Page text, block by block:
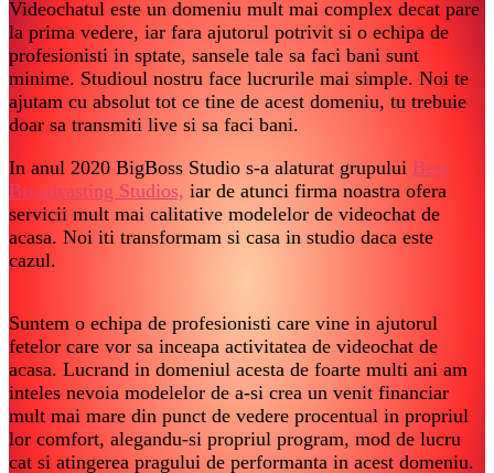
Videochatul este un domeniu mult mai complex decat pare
la prima vedere, iar fara ajutorul potrivit si o echipa de
profesionisti in sptate, sansele tale sa faci bani sunt
minime. Studioul nostru face lucrurile mai simple. Noi te
ajutam cu absolut tot ce tine de acest domeniu, tu trebuie
doar sa transmiti live si sa faci bani.
In anul 2020 BigBoss Studio s-a alaturat grupului Best
Broadcasting Studios, iar de atunci firma noastra ofera
servicii mult mai calitative modelelor de videochat de
acasa. Noi iti transformam si casa in studio daca este
cazul.
Suntem o echipa de profesionisti care vine in ajutorul
fetelor care vor sa inceapa activitatea de videochat de
acasa. Lucrand in domeniul acesta de foarte multi ani am
inteles nevoia modelelor de a-si crea un venit financiar
mult mai mare din punct de vedere procentual in propriul
lor comfort, alegandu-si propriul program, mod de lucru
cat si atingerea pragului de performanta in acest domeniu.